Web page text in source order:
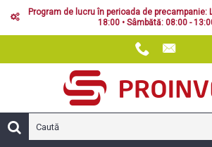
Program de lucru în perioada de precampanie:
18:00 • Sâmbătă: 08:00 -